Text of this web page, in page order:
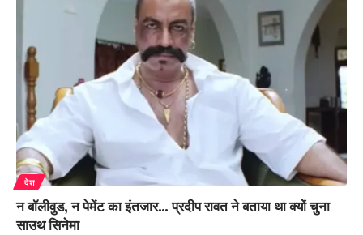
देश
न बॉलीवुड, न पेमेंट का इंतजार… प्रदीप रावत ने बताया था क्यों चुना
साउथ सिनेमा